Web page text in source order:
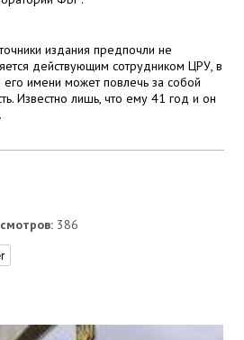
издания предпочли не
действующим сотрудником ЦРУ, в
имени может повлечь за собой
Известно лишь, что ему 41 год и он
386